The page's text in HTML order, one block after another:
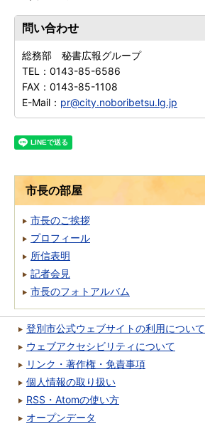
問い合わせ
総務部 秘書広報グループ
TEL： 0143-85-6586
FAX： 0143-85-1108
E-Mail： pr@city.noboribetsu.lg.jp
市長の部屋
市長のご挨拶
プロフィール
所信表明
記者会見
市長のフォトアルバム
登別市公式ウェブサイトの利用について
ウェブアクセシビリティについて
リンク・著作権・免責事項
個人情報の取り扱い
RSS・Atomの使い方
オープンデータ